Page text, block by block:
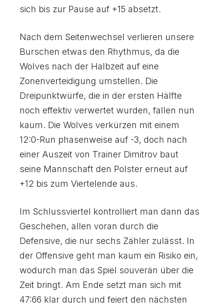
sich bis zur Pause auf +15 absetzt.
Nach dem Seitenwechsel verlieren unsere
Burschen etwas den Rhythmus, da die
Wolves nach der Halbzeit auf eine
Zonenverteidigung umstellen. Die
Dreipunktwürfe, die in der ersten Hälfte
noch effektiv verwertet wurden, fallen nun
kaum. Die Wolves verkürzen mit einem
12:0-Run phasenweise auf -3, doch nach
einer Auszeit von Trainer Dimitrov baut
seine Mannschaft den Polster erneut auf
+12 bis zum Viertelende aus.
Im Schlussviertel kontrolliert man dann das
Geschehen, allen voran durch die
Defensive, die nur sechs Zähler zulässt. In
der Offensive geht man kaum ein Risiko ein,
wodurch man das Spiel souverän über die
Zeit bringt. Am Ende setzt man sich mit
47:66 klar durch und feiert den nächsten